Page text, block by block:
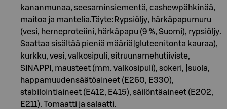
kananmunaa, seesaminsiementä, cashewpähkinää,
maitoa ja mantelia.Täyte:Rypsiöljy, härkäpapumuru
(vesi, herneproteiini, härkäpapu (9 %, Suomi), rypsiöljy.
Saattaa sisältää pieniä määriä|gluteenitonta kauraa),
kurkku, vesi, valkosipuli, sitruunamehutiiviste,
SINAPPI, mausteet (mm. valkosipuli), sokeri, |suola,
happamuudensäätöaineet (E260, E330),
stabilointiaineet (E412, E415), säilöntäaineet (E202,
E211). Tomaatti ja salaatti.